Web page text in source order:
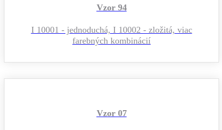
Vzor 94
I 10001 - jednoduchá, I 10002 - zložitá, viac
farebných kombinácií
Vzor 07